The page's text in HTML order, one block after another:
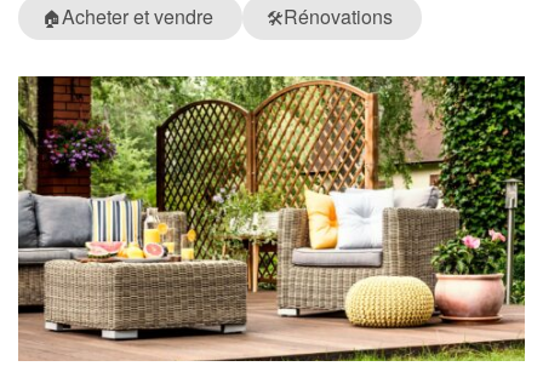
🏠Acheter et vendre 🛠️Rénovations